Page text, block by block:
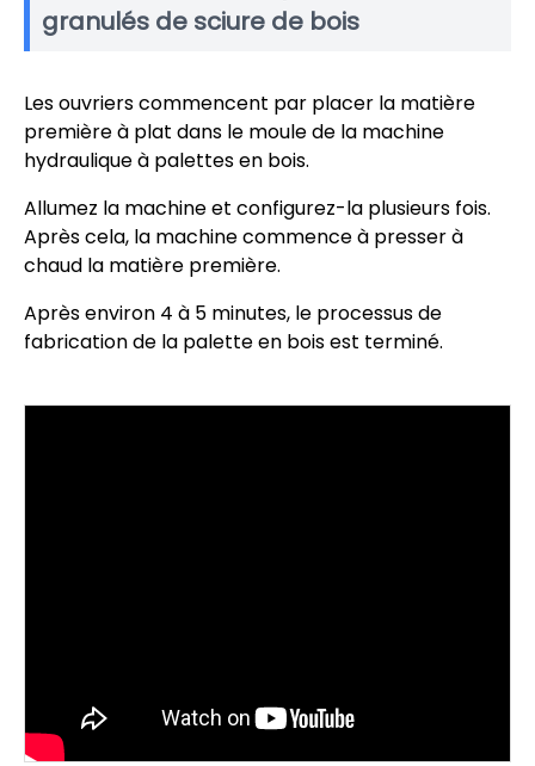
granulés de sciure de bois
Les ouvriers commencent par placer la matière
première à plat dans le moule de la machine
hydraulique à palettes en bois.
Allumez la machine et configurez-la plusieurs fois.
Après cela, la machine commence à presser à
chaud la matière première.
Après environ 4 à 5 minutes, le processus de
fabrication de la palette en bois est terminé.